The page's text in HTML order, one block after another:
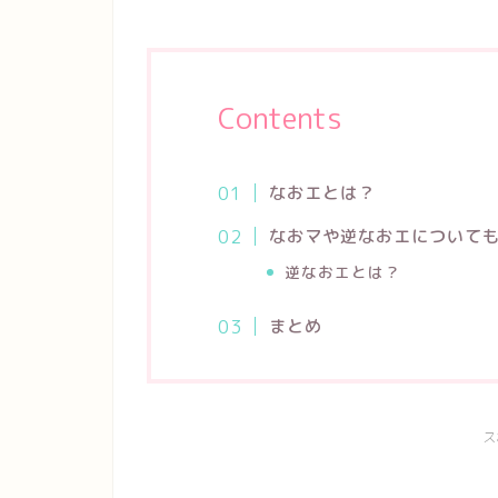
Contents
なおエとは？
なおマや逆なおエについても
逆なおエとは？
まとめ